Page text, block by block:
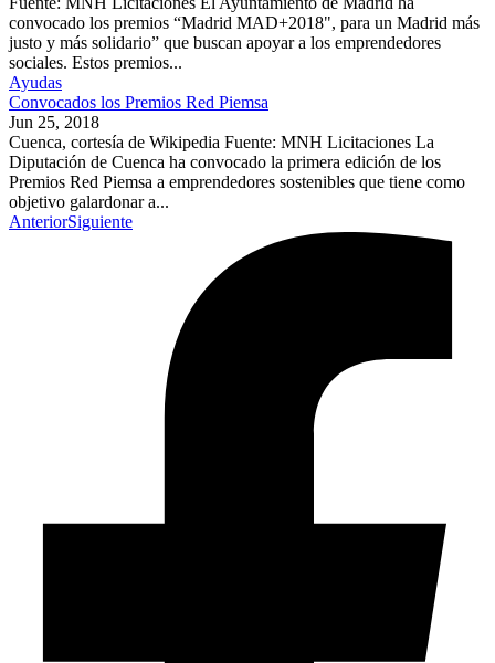
convocado los premios “Madrid MAD+2018", para un Madrid más
justo y más solidario” que buscan apoyar a los emprendedores
sociales. Estos premios...
Ayudas
Convocados los Premios Red Piemsa
Jun 25, 2018
Cuenca, cortesía de Wikipedia Fuente: MNH Licitaciones La
Diputación de Cuenca ha convocado la primera edición de los
Premios Red Piemsa a emprendedores sostenibles que tiene como
objetivo galardonar a...
AnteriorSiguiente